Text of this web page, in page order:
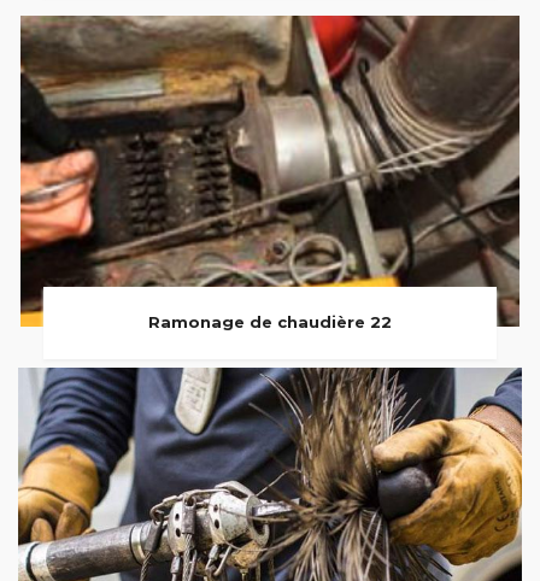
Ramonage de chaudière 22